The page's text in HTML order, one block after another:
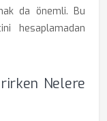
da önemli. Bu
hesaplamadan
Nelere